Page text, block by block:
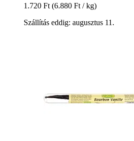
1.720 Ft (6.880 Ft / kg)
Szállítás eddig: augusztus 11.